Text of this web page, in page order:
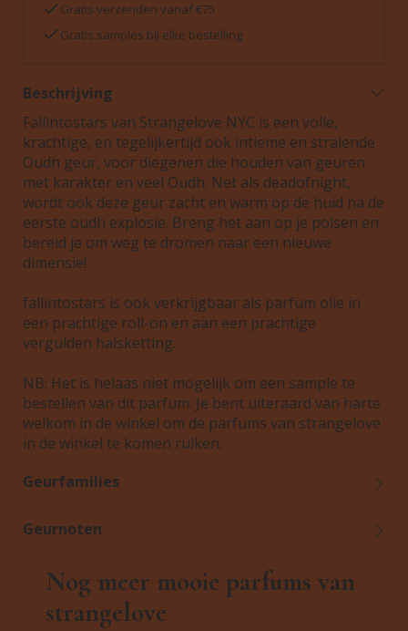
Gratis verzenden vanaf €75
Gratis samples bij elke bestelling
Beschrijving
Fallintostars van Strangelove NYC is een volle,
krachtige, en tegelijkertijd ook intieme en stralende
Oudh geur, voor diegenen die houden van geuren
met karakter en veel Oudh. Net als deadofnight,
wordt ook deze geur zacht en warm op de huid na de
eerste oudh explosie. Breng het aan op je polsen en
bereid je om weg te dromen naar een nieuwe
dimensie!
fallintostars is ook verkrijgbaar als parfum olie in
een prachtige roll-on en aan een prachtige
vergulden halsketting.
NB: Het is helaas niet mogelijk om een sample te
bestellen van dit parfum. Je bent uiteraard van harte
welkom in de winkel om de parfums van strangelove
in de winkel te komen ruiken.
Geurfamilies
Geurnoten
Nog meer mooie parfums van
strangelove